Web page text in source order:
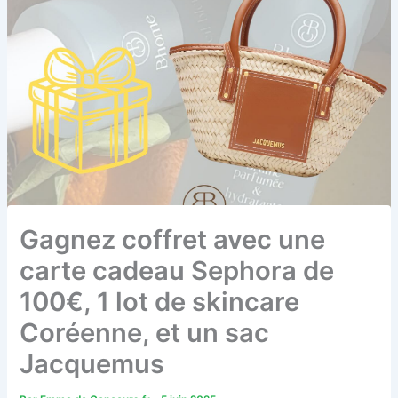
Gagnez coffret avec une
carte cadeau Sephora de
100€, 1 lot de skincare
Coréenne, et un sac
Jacquemus